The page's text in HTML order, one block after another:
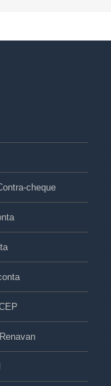
cheque